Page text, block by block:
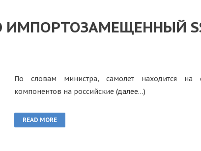
По словам министра, самолет находится на
компонентов на российские (далее…)
READ MORE